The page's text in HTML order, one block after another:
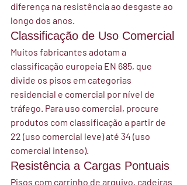
diferença na resistência ao desgaste ao
longo dos anos.
Classificação de Uso Comercial
Muitos fabricantes adotam a
classificação europeia EN 685, que
divide os pisos em categorias
residencial e comercial por nível de
tráfego. Para uso comercial, procure
produtos com classificação a partir de
22 (uso comercial leve) até 34 (uso
comercial intenso).
Resistência a Cargas Pontuais
Pisos com carrinho de arquivo, cadeiras